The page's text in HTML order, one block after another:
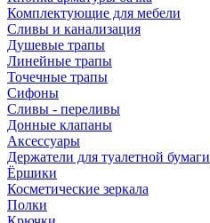
Комплектующие для мебели
Сливы и канализация
Душевые трапы
Линейные трапы
Точечные трапы
Сифоны
Сливы - переливы
Донные клапаны
Аксессуары
Держатели для туалетной бумаги
Ёршики
Косметические зеркала
Полки